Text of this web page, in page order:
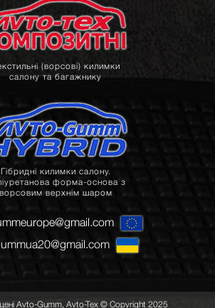
(ворсові) килимки
салону та багажнику
Гібридні килимки салону.
форма-основа з
ворсовим верхнім шаром
Avto-Gumm, Avto-Tex © Copyright 2025